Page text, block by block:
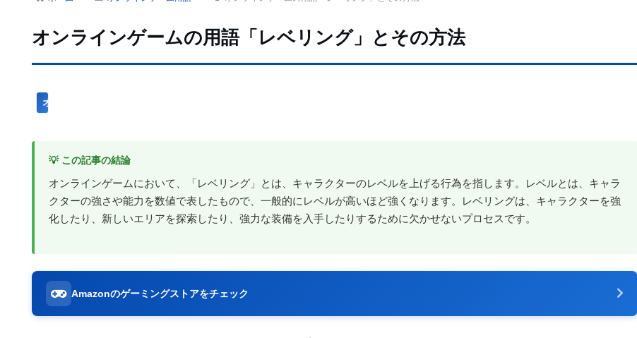
オンラインゲームの用語「レベリング」とその方法
オンラインゲーム用語
💡 この記事の結論
オンラインゲームにおいて、「レベリング」とは、キャラクターのレベルを上げる行為を指します。レベルとは、キャラ
クターの強さや能力を数値で表したもので、一般的にレベルが高いほど強くなります。レベリングは、キャラクターを強
化したり、新しいエリアを探索したり、強力な装備を入手したりするために欠かせないプロセスです。
Amazonのゲーミングストアをチェック